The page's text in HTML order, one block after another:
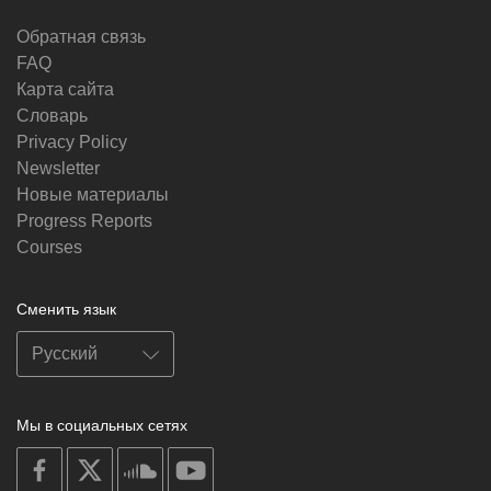
Обратная связь
FAQ
Карта сайта
Словарь
Privacy Policy
Newsletter
Новые материалы
Progress Reports
Courses
Сменить язык
Мы в социальных сетях
on
facebook
soundcloud